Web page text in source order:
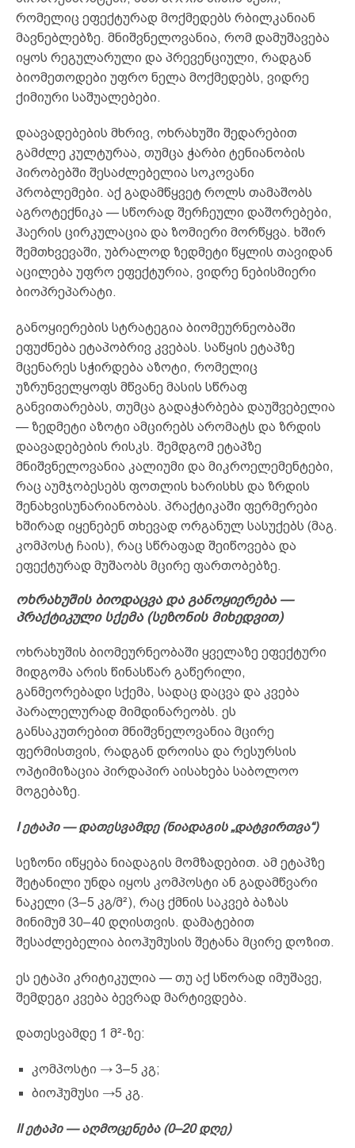
რომელიც ეფექტურად მოქმედებს რბილკანიან
მავნებლებზე. მნიშვნელოვანია, რომ დამუშავება
იყოს რეგულარული და პრევენციული, რადგან
ბიომეთოდები უფრო ნელა მოქმედებს, ვიდრე
ქიმიური საშუალებები.
დაავადებების მხრივ, ოხრახუში შედარებით
გამძლე კულტურაა, თუმცა ჭარბი ტენიანობის
პირობებში შესაძლებელია სოკოვანი
პრობლემები. აქ გადამწყვეტ როლს თამაშობს
აგროტექნიკა — სწორად შერჩეული დაშორებები,
ჰაერის ცირკულაცია და ზომიერი მორწყვა. ხშირ
შემთხვევაში, უბრალოდ ზედმეტი წყლის თავიდან
აცილება უფრო ეფექტურია, ვიდრე ნებისმიერი
ბიოპრეპარატი.
განოყიერების სტრატეგია ბიომეურნეობაში
ეფუძნება ეტაპობრივ კვებას. საწყის ეტაპზე
მცენარეს სჭირდება აზოტი, რომელიც
უზრუნველყოფს მწვანე მასის სწრაფ
განვითარებას, თუმცა გადაჭარბება დაუშვებელია
— ზედმეტი აზოტი ამცირებს არომატს და ზრდის
დაავადებების რისკს. შემდგომ ეტაპზე
მნიშვნელოვანია კალიუმი და მიკროელემენტები,
რაც აუმჯობესებს ფოთლის ხარისხს და ზრდის
შენახვისუნარიანობას. პრაქტიკაში ფერმერები
ხშირად იყენებენ თხევად ორგანულ სასუქებს (მაგ.
კომპოსტ ჩაის), რაც სწრაფად შეიწოვება და
ეფექტურად მუშაობს მცირე ფართობებზე.
ოხრახუშის ბიოდაცვა და განოყიერება —
პრაქტიკული სქემა (სეზონის მიხედვით)
ოხრახუშის ბიომეურნეობაში ყველაზე ეფექტური
მიდგომა არის წინასწარ გაწერილი,
განმეორებადი სქემა, სადაც დაცვა და კვება
პარალელურად მიმდინარეობს. ეს
განსაკუთრებით მნიშვნელოვანია მცირე
ფერმისთვის, რადგან დროისა და რესურსის
ოპტიმიზაცია პირდაპირ აისახება საბოლოო
მოგებაზე.
I ეტაპი — დათესვამდე (ნიადაგის „დატვირთვა“)
სეზონი იწყება ნიადაგის მომზადებით. ამ ეტაპზე
შეტანილი უნდა იყოს კომპოსტი ან გადამწვარი
ნაკელი (3–5 კგ/მ²), რაც ქმნის საკვებ ბაზას
მინიმუმ 30–40 დღისთვის. დამატებით
შესაძლებელია ბიოჰუმუსის შეტანა მცირე დოზით.
ეს ეტაპი კრიტიკულია — თუ აქ სწორად იმუშავე,
შემდეგი კვება ბევრად მარტივდება.
დათესვამდე 1 მ²-ზე:
კომპოსტი → 3–5 კგ;
ბიოჰუმუსი →5 კგ.
II ეტაპი — აღმოცენება (0–20 დღე)